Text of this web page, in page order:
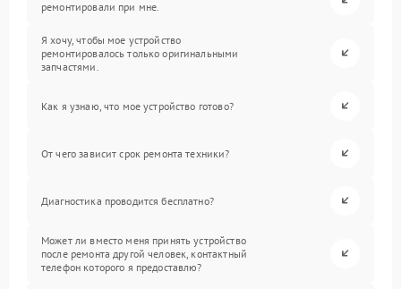
ремонтировали при мне.
Я хочу, чтобы мое устройство
ремонтировалось только оригинальными
запчастями.
Как я узнаю, что мое устройство готово?
От чего зависит срок ремонта техники?
Диагностика проводится бесплатно?
Может ли вместо меня принять устройство
после ремонта другой человек, контактный
телефон которого я предоставлю?